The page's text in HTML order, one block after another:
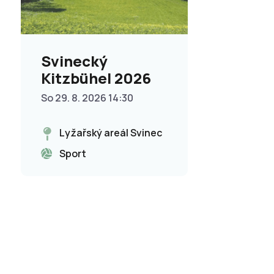
Svinecký
Kitzbühel 2026
So 29. 8. 2026 14:30
Lyžařský areál Svinec
Sport